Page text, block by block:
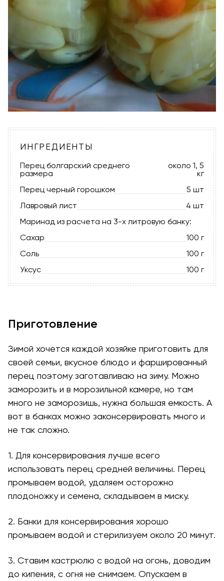
ИНГРЕДИЕНТЫ
Перец болгарский среднего
размера
около 1, 5
кг
Перец черный горошком
5 шт
Лавровый лист
4 шт
Маринад из расчета на 3-х литровую банку:
Сахар
100 г
Соль
100 г
Уксус
100 г
Приготовление
Зимой хочется каждой хозяйке приготовить для
своей семьи, вкусное блюдо и фаршированный
перец поэтому заготавливаю на зиму. Можно
заморозить и в морозильной камере, но там
много не заморозишь, нужна большая емкость. А
вот в банках можно законсервировать много и
не так сложно.
1. Для консервирования лучше всего
использовать перец средней величины. Перец
промываем водой, удаляем осторожно
плодоножку и семена, складываем в миску.
2. Банки для консервирования хорошо
промываем водой и стерилизуем около 20 минут.
3. Ставим кастрюлю с водой на огонь, доводим
до кипения, с огня не снимаем. Опускаем в